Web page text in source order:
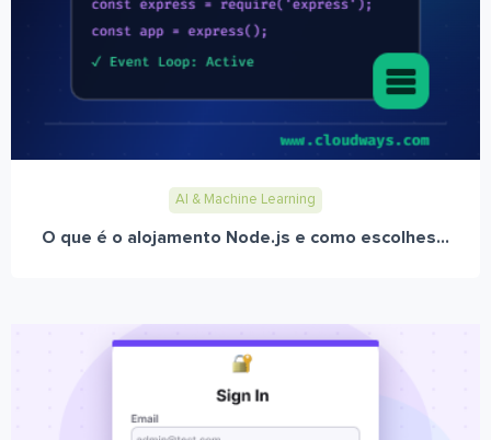
AI & Machine Learning
O que é o alojamento Node.js e como escolhes...